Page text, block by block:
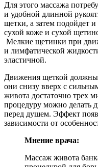
Для этого массажа
и удобной длинной
щетки, а затем подойдет
сухой коже и сухой
Мелкие щетинки при
и лимфатической
эластичной.
Движения щеткой
они снизу вверх с
живота достаточно трех
процедуру можно делать
перед душем. Эффект
зависимости от
Мнение врача:
Массаж живота